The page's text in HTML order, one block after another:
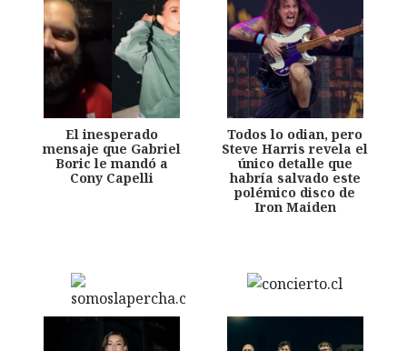
El inesperado
mensaje que Gabriel
Boric le mandó a
Cony Capelli
Todos lo odian, pero
Steve Harris revela el
único detalle que
habría salvado este
polémico disco de
Iron Maiden